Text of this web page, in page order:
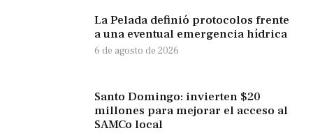
La Pelada definió protocolos frente
a una eventual emergencia hídrica
6 de agosto de 2026
Santo Domingo: invierten $20
millones para mejorar el acceso al
SAMCo local